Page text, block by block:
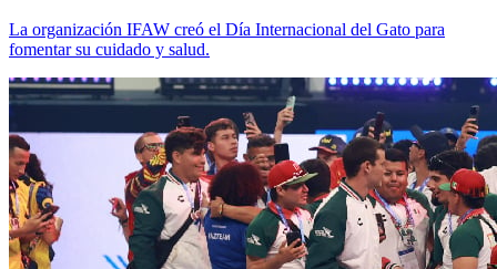
La organización IFAW creó el Día Internacional del Gato para
fomentar su cuidado y salud.